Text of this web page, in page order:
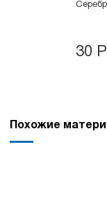
30 Р
Похожие